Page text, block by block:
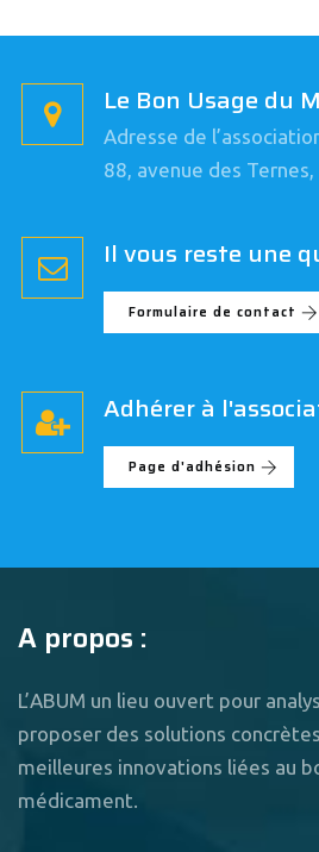
Le Bon Usage du
Adresse de
88, avenue des
Il vous reste une
Formulaire de contact
Adhérer à
Page d'adhésion
A propos :
L’ABUM un lieu ouvert pour
proposer des solutions
meilleures innovations liées au
médicament.